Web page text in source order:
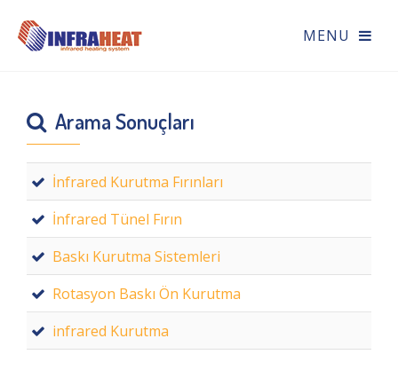
Arama Sonuçları
İnfrared Kurutma Fırınları
İnfrared Tünel Fırın
Baskı Kurutma Sistemleri
Rotasyon Baskı Ön Kurutma
infrared Kurutma